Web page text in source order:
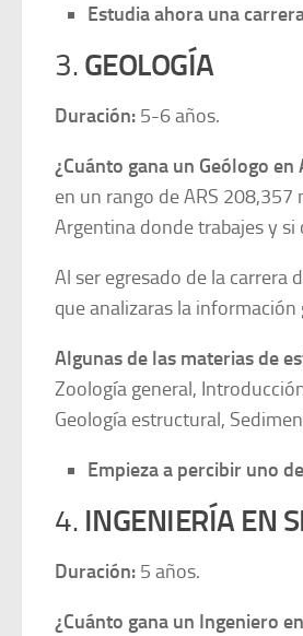
Estudia ahora una
3. GEOLOGÍA
Duración: 5-6 años.
¿Cuánto gana un Geólogo en
en un rango de ARS
Argentina donde trabajes y si
Al ser egresado de la carrera
que analizaras la
Algunas de las materias de
Zoología general,
Geología estructural,
Empieza a percibir uno
4. INGENIERÍA EN
Duración: 5 años.
¿Cuánto gana un Ingeniero